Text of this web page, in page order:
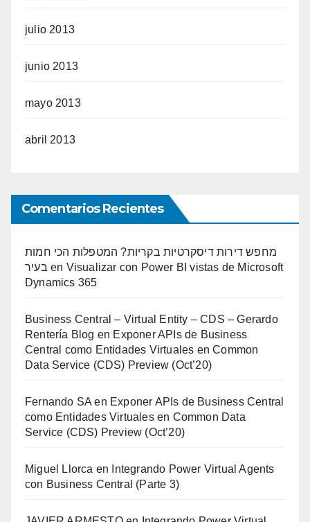
julio 2013
junio 2013
mayo 2013
abril 2013
Comentarios Recientes
מחפש דירות דיסקרטיות בקריות? המטפלות הכי חמות
בעיר en Visualizar con Power BI vistas de Microsoft
Dynamics 365
Business Central – Virtual Entity – CDS – Gerardo
Rentería Blog en Exponer APIs de Business
Central como Entidades Virtuales en Common
Data Service (CDS) Preview (Oct’20)
Fernando SA en Exponer APIs de Business Central
como Entidades Virtuales en Common Data
Service (CDS) Preview (Oct’20)
Miguel Llorca en
Integrando Power Virtual Agents
con Business Central (Parte 3)